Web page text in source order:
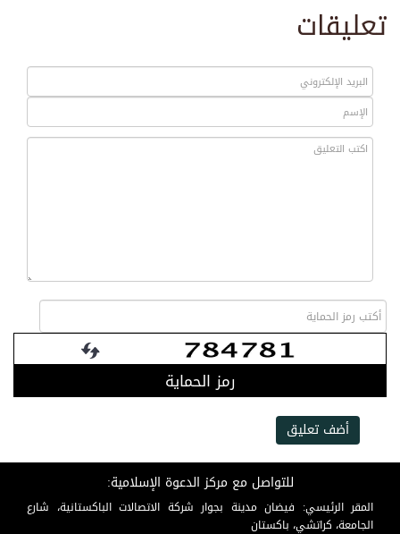
تعليقات
رمز الحماية
أضف تعليق
للتواصل مع مركز الدعوة الإسلامية:
المقر الرئيسي: فيضان مدينة بجوار شركة الاتصالات الباكستانية، شارع
الجامعة، كراتشي، باكستان